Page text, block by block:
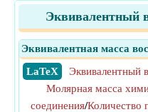
Эквивалентный
Эквивалентная масса
​ LaTeX
Эквивалентный
Молярная масса
соединения/Количество